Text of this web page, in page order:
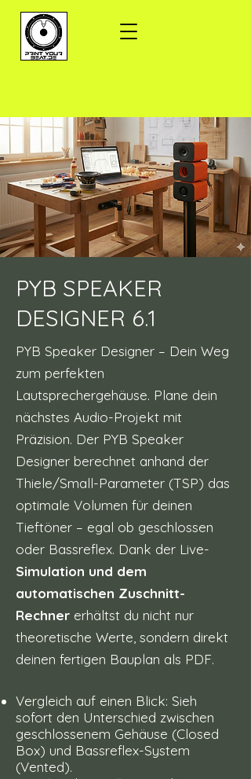
PYB SPEAKER
DESIGNER 6.1
PYB Speaker Designer – Dein Weg
zum perfekten
Lautsprechergehäuse. Plane dein
nächstes Audio-Projekt mit
Präzision. Der PYB Speaker
Designer berechnet anhand der
Thiele/Small-Parameter (TSP) das
optimale Volumen für deinen
Tieftöner – egal ob geschlossen
oder Bassreflex. Dank der Live-
Simulation und dem
automatischen Zuschnitt-
Rechner erhältst du nicht nur
theoretische Werte, sondern direkt
deinen fertigen Bauplan als PDF.
Vergleich auf einen Blick: Sieh
sofort den Unterschied zwischen
geschlossenem Gehäuse (Closed
Box) und Bassreflex-System
(Vented).